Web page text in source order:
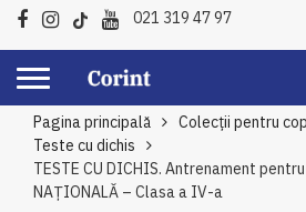
021 319 47 97
Pagina principală
Colecții pentru
Teste cu dichis
TESTE CU DICHIS. Antrenament pentru
NAȚIONALĂ – Clasa a IV-a